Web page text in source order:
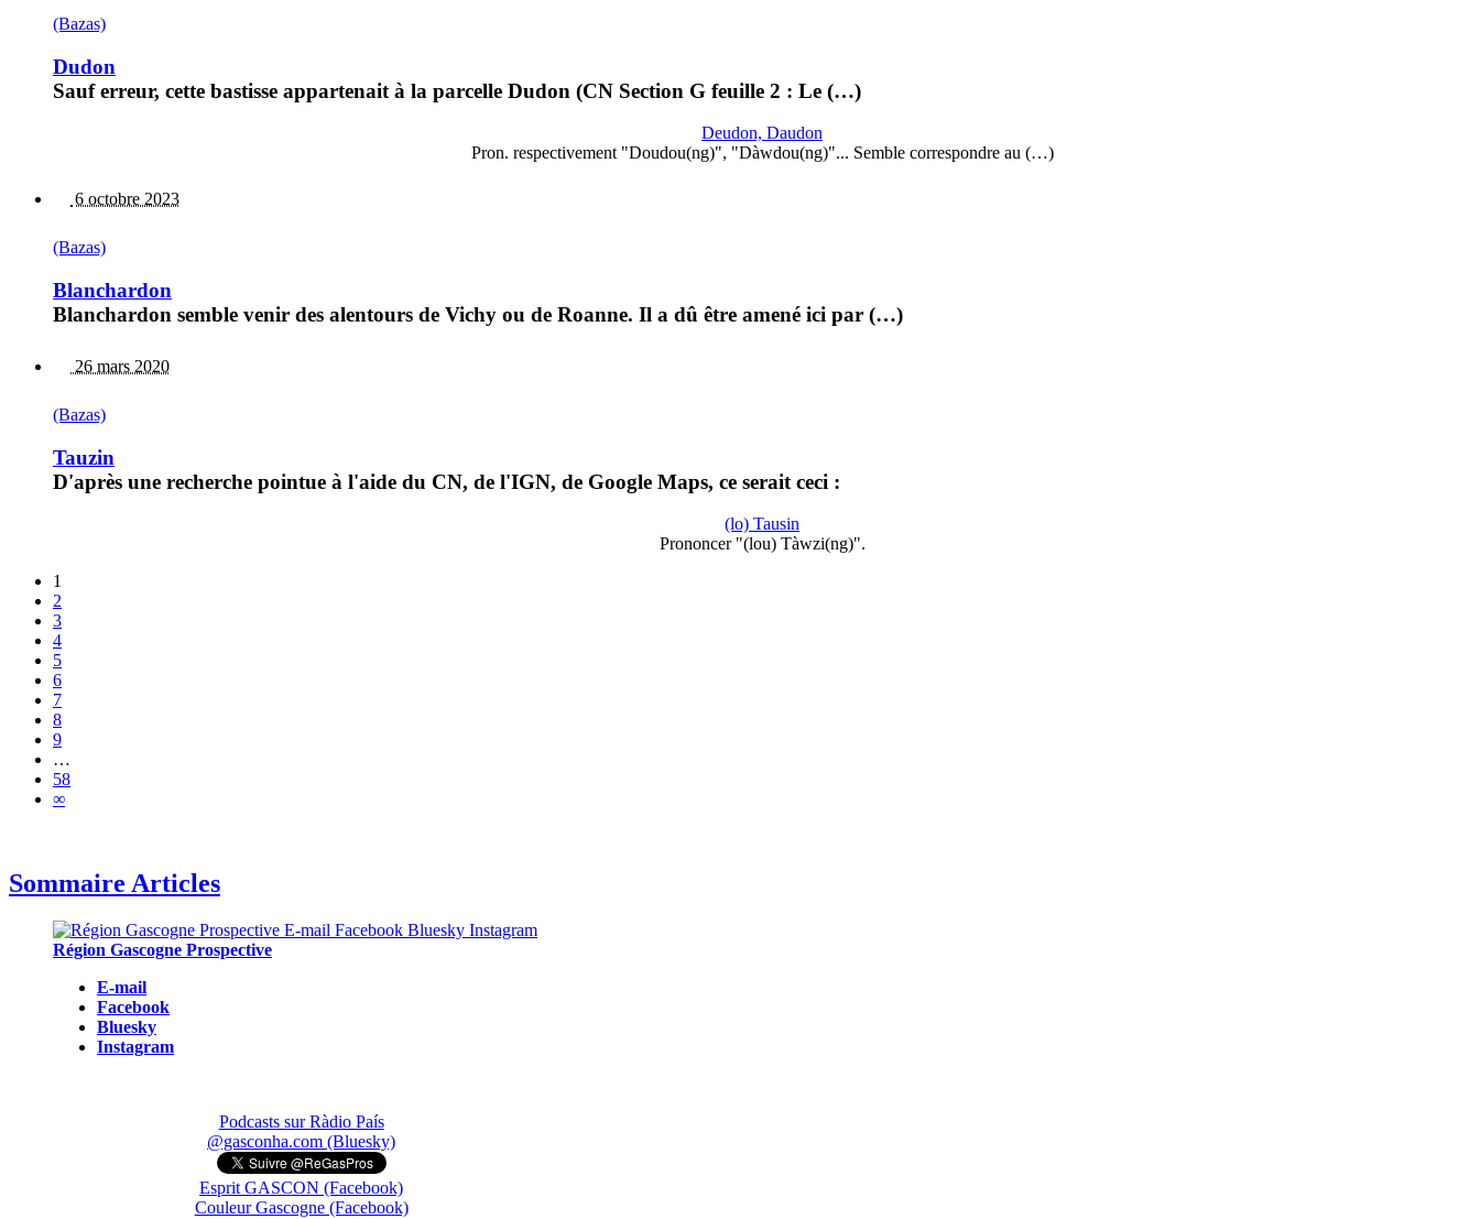
(Bazas)
Dudon
Sauf erreur, cette bastisse appartenait à la parcelle Dudon (CN Section G feuille 2 : Le (…)
Deudon, Daudon
Pron. respectivement "Doudou(ng)", "Dàwdou(ng)"... Semble correspondre au (…)
6 octobre 2023
(Bazas)
Blanchardon
Blanchardon semble venir des alentours de Vichy ou de Roanne. Il a dû être amené ici par (…)
26 mars 2020
(Bazas)
Tauzin
D'après une recherche pointue à l'aide du CN, de l'IGN, de Google Maps, ce serait ceci :
(lo) Tausin
Prononcer "(lou) Tàwzi(ng)".
1
2
3
4
5
6
7
8
9
…
58
∞
Sommaire Articles
Région Gascogne Prospective
E-mail
Facebook
Bluesky
Instagram
Podcasts sur Ràdio País
@gasconha.com (Bluesky)
Esprit GASCON (Facebook)
Couleur Gascogne (Facebook)